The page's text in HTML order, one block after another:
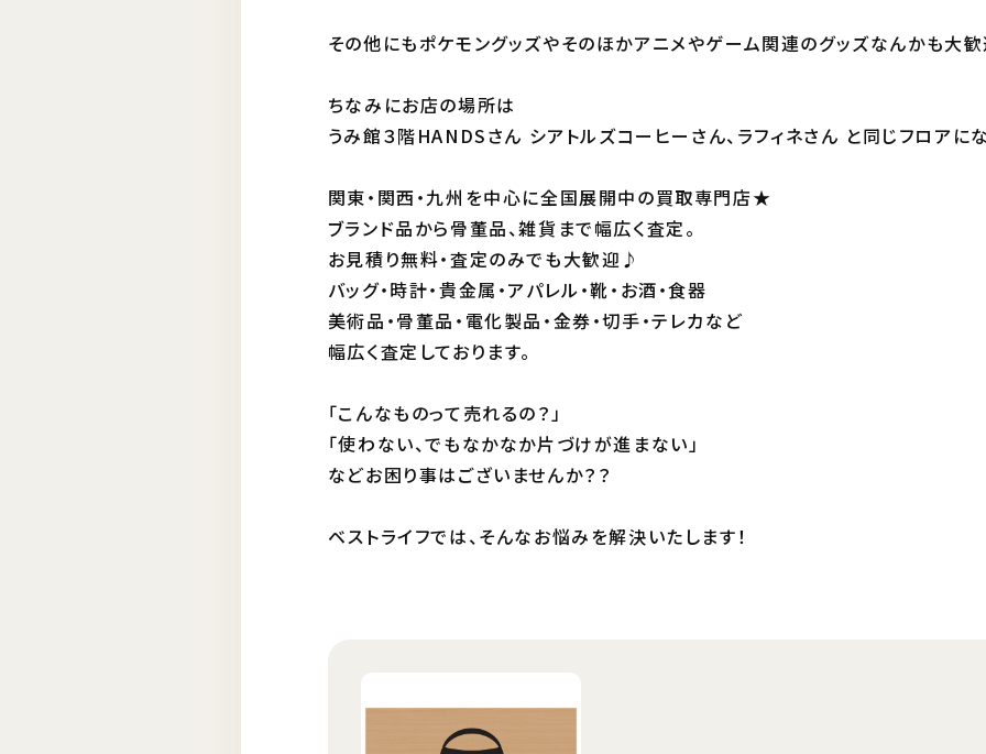
その他にもポケモングッズやそのほかアニメやゲーム関連のグッズなんかも大
ちなみにお店の場所は
うみ館３階HANDSさん シアトルズコーヒーさん、ラフィネさん と同じフロアに
関東・関西・九州を中心に全国展開中の買取専門店★
ブランド品から骨董品、雑貨まで幅広く査定。
お見積り無料・査定のみでも大歓迎♪
バッグ・時計・貴金属・アパレル・靴・お酒・食器
美術品・骨董品・電化製品・金券・切手・テレカなど
幅広く査定しております。
「こんなものって売れるの？」
「使わない、でもなかなか片づけが進まない」
などお困り事はございませんか？？
ベストライフでは、そんなお悩みを解決いたします！